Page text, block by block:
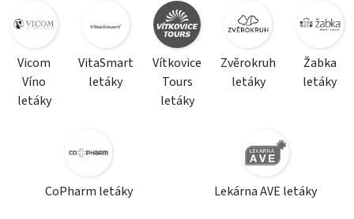
Vicom
Víno
letáky
VitaSmart
letáky
Vítkovice
Tours
letáky
Zvěrokruh
letáky
Žabka
letáky
CoPharm letáky Lekárna AVE letáky